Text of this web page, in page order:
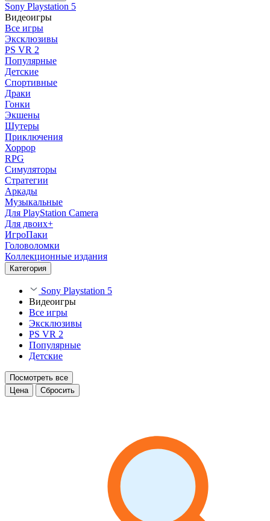
Sony Playstation 5
Видеоигры
Все игры
Эксклюзивы
PS VR 2
Популярные
Детские
Спортивные
Драки
Гонки
Экшены
Шутеры
Приключения
Хоррор
RPG
Симуляторы
Стратегии
Аркады
Музыкальные
Для PlayStation Camera
Для двоих+
ИгроПаки
Головоломки
Коллекционные издания
Категория
Sony Playstation 5
Видеоигры
Все игры
Эксклюзивы
PS VR 2
Популярные
Детские
Посмотреть все
Цена
Сбросить